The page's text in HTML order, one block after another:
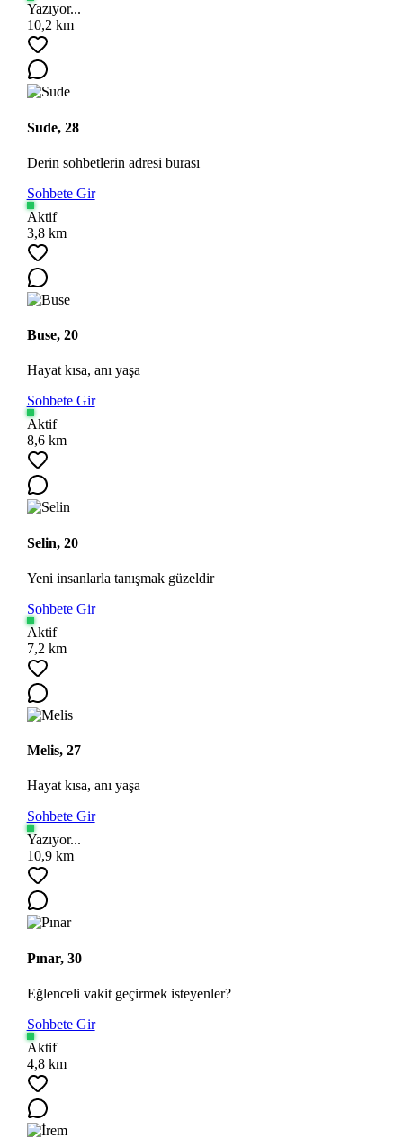
Yazıyor...
10,2 km
Sude, 28
Derin sohbetlerin adresi burası
Sohbete Gir
Aktif
3,8 km
Buse, 20
Hayat kısa, anı yaşa
Sohbete Gir
Aktif
8,6 km
Selin, 20
Yeni insanlarla tanışmak güzeldir
Sohbete Gir
Aktif
7,2 km
Melis, 27
Hayat kısa, anı yaşa
Sohbete Gir
Yazıyor...
10,9 km
Pınar, 30
Eğlenceli vakit geçirmek isteyenler?
Sohbete Gir
Aktif
4,8 km